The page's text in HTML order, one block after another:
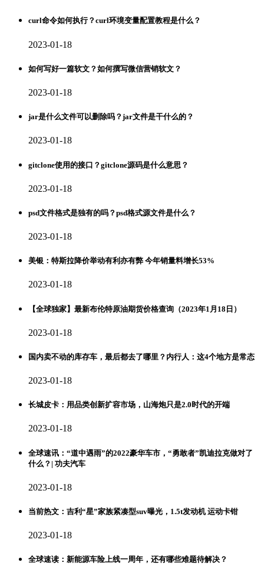
curl命令如何执行？curl环境变量配置教程是什么？
2023-01-18
如何写好一篇软文？如何撰写微信营销软文？
2023-01-18
jar是什么文件可以删除吗？jar文件是干什么的？
2023-01-18
gitclone使用的接口？gitclone源码是什么意思？
2023-01-18
psd文件格式是独有的吗？psd格式源文件是什么？
2023-01-18
美银：特斯拉降价举动有利亦有弊 今年销量料增长53%
2023-01-18
【全球独家】最新布伦特原油期货价格查询（2023年1月18日）
2023-01-18
国内卖不动的库存车，最后都去了哪里？内行人：这4个地方是常态
2023-01-18
长城皮卡：用品类创新扩容市场，山海炮只是2.0时代的开端
2023-01-18
全球速讯：“道中遇雨”的2022豪华车市，“勇敢者”凯迪拉克做对了
什么？| 功夫汽车
2023-01-18
当前热文：吉利“星”家族紧凑型suv曝光，1.5t发动机 运动卡钳
2023-01-18
全球速读：新能源车险上线一周年，还有哪些难题待解决？